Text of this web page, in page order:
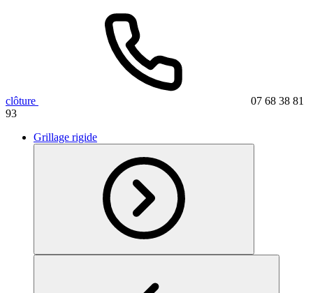
clôture
07 68 38 81
93
Grillage rigide